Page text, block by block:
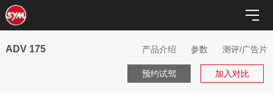
ADV 175 产品介绍 参数 测评/广告片
预约试驾 加入对比